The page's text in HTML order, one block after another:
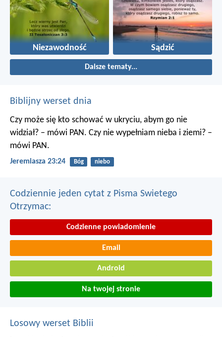
Niezawodność Sądzić
Dalsze tematy...
Biblijny werset dnia
Czy może się kto schować w ukryciu, abym go nie
widział? – mówi PAN. Czy nie wypełniam nieba i ziemi? –
mówi PAN.
Jeremiasza 23:24 Bóg niebo
Codziennie jeden cytat z Pisma Swietego
Otrzymac:
Codzienne powiadomienie
Email
Android
Na twojej stronie
Losowy werset Biblii